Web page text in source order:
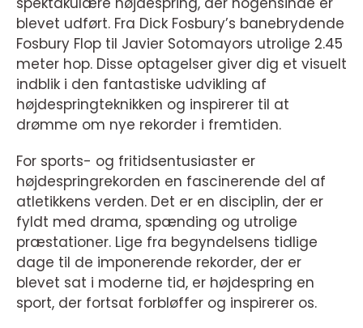
blevet udført. Fra Dick Fosbury’s banebrydende
Fosbury Flop til Javier Sotomayors utrolige 2.45
meter hop. Disse optagelser giver dig et visuelt
indblik i den fantastiske udvikling af
højdespringteknikken og inspirerer til at
drømme om nye rekorder i fremtiden.
For sports- og fritidsentusiaster er
højdespringrekorden en fascinerende del af
atletikkens verden. Det er en disciplin, der er
fyldt med drama, spænding og utrolige
præstationer. Lige fra begyndelsens tidlige
dage til de imponerende rekorder, der er
blevet sat i moderne tid, er højdespring en
sport, der fortsat forbløffer og inspirerer os.